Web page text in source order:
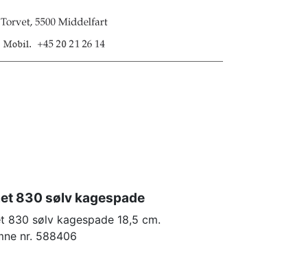
830 sølv kagespade
830 sølv kagespade 18,5 cm.
nr. 588406